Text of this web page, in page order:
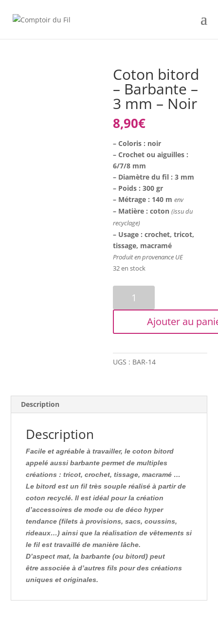
Coton bitord
– Barbante –
3 mm – Noir
8,90€
– Coloris : noir
– Crochet ou aiguilles :
6/7/8 mm
– Diamètre du fil : 3 mm
– Poids : 300 gr
– Métrage : 140 menv
– Matière : coton(issu du
recyclage)
– Usage : crochet, tricot,
tissage, macramé
Produit en provenance UE
32 en stock
Coton
-
-
Ajouter au
UGS : BAR-14
Description
Description
Facile et agréable à travailler, le coton bitord
appelé aussi barbante permet de multiples
créations : tricot, crochet, tissage, macramé …
Le bitord est un fil très souple réalisé à partir de
coton recyclé. Il est idéal pour la création
d’accessoires de mode ou de déco hyper
tendance (filets à provisions, sacs, coussins,
rideaux…) ainsi que la réalisation de vêtements si
le fil est travaillé de manière lâche.
D’aspect mat, la barbante (ou bitord) peut
être associée à d’autres fils pour des créations
uniques et originales.